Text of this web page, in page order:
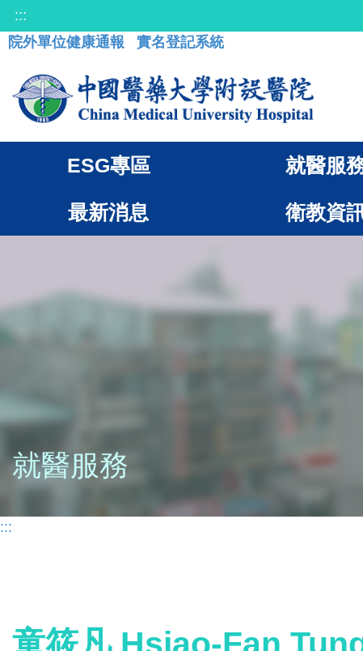
:::
院外單位健康通報
實名登記系統
ESG專區 就醫服
最新消息 衛教資
就醫服務
:::
童筱凡 Hsiao-Fan